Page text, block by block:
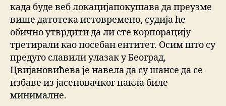
када буде веб локацијапокушава да преузме
више датотека истовремено, судија ће
обично утврдити да ли сте корпорацију
третирали као посебан ентитет. Осим што су
предуго славили улазак у Београд,
Цвијановићева је навела да су шансе да се
избаве из јасеновачког пакла биле
минималне.